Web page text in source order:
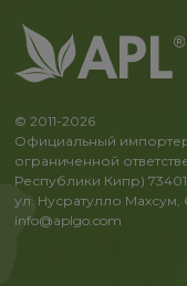
© 2011-2026
Официальный
ограниченной
Республики Кипр)
ул. Нусратулло Махсум,
info@aplgo.com